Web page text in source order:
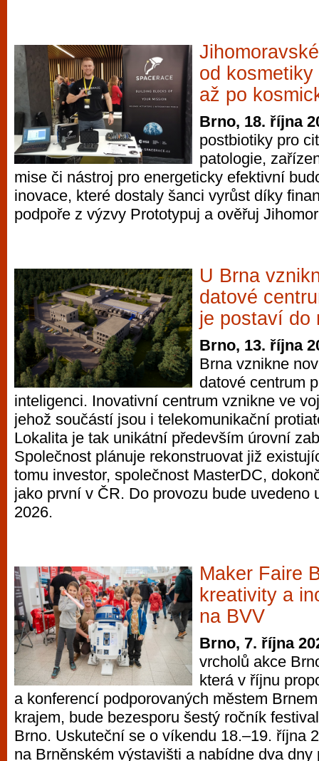
od
až po
Brno, 18. října
postbiotiky pro
patologie,
mise či nástroj pro energeticky efektivní
inovace, které dostaly šanci vyrůst díky
podpoře z výzvy Prototypuj a ověřuj
U Brna
datové
je postaví do
Brno, 13. října
Brna vznikne
datové centrum
inteligenci. Inovativní centrum vznikne ve
jehož součástí jsou i telekomunikační
Lokalita je tak unikátní především úrovní
Společnost plánuje rekonstruovat již
tomu investor, společnost MasterDC,
jako první v ČR. Do provozu bude uvedeno
2026.
Maker Faire
kreativity a
na BVV
Brno, 7. října
vrcholů akce
která v říjnu
a konferencí podporovaných městem
krajem, bude bezesporu šestý ročník
Brno. Uskuteční se o víkendu 18.–19. října
na Brněnském výstavišti a nabídne dva dny